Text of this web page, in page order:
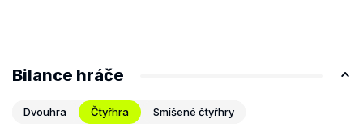
Bilance hráče
Dvouhra Čtyřhra Smíšené čtyřhry